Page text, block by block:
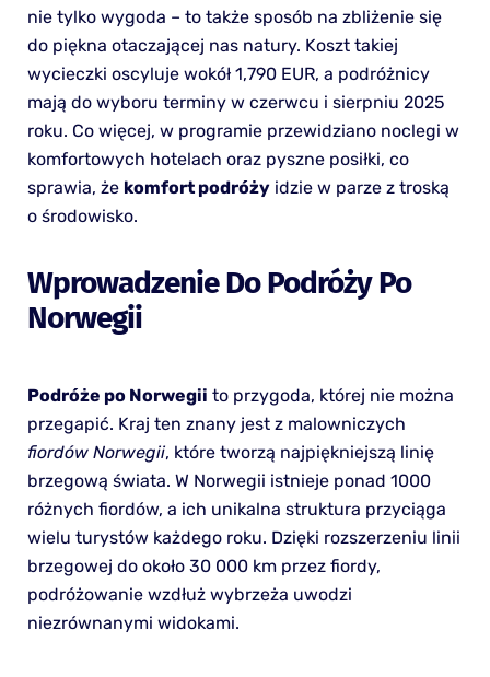
nie tylko wygoda – to także sposób na zbliżenie się
do piękna otaczającej nas natury. Koszt takiej
wycieczki oscyluje wokół 1,790 EUR, a podróżnicy
mają do wyboru terminy w czerwcu i sierpniu 2025
roku. Co więcej, w programie przewidziano noclegi w
komfortowych hotelach oraz pyszne posiłki, co
sprawia, że komfort podróżyidzie w parze z troską
o środowisko.
Wprowadzenie Do Podróży Po
Norwegii
Podróże po Norwegii to przygoda, której nie można
przegapić. Kraj ten znany jest z malowniczych
fiordów Norwegii, które tworzą najpiękniejszą linię
brzegową świata. W Norwegii istnieje ponad 1000
różnych fiordów, a ich unikalna struktura przyciąga
wielu turystów każdego roku. Dzięki rozszerzeniu linii
brzegowej do około 30 000 km przez fiordy,
podróżowanie wzdłuż wybrzeża uwodzi
niezrównanymi widokami.